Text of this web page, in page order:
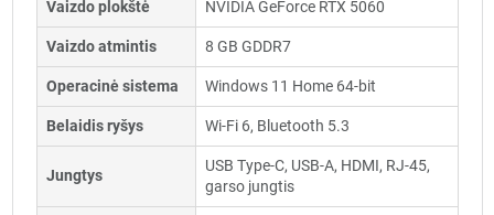
Vaizdo plokštė NVIDIA GeForce RTX 5060
Vaizdo atmintis 8 GB GDDR7
Operacinė sistema Windows 11 Home 64-bit
Belaidis ryšys Wi-Fi 6, Bluetooth 5.3
Jungtys
USB Type-C, USB-A, HDMI, RJ-45,
garso jungtis